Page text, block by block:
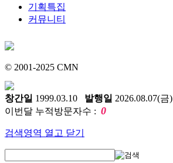
기획특집
커뮤니티
© 2001-2025 CMN
창간일 1999.03.10 발행일 2026.08.07(금)
이번달 누적방문자수 : 0
검색영역 열고 닫기